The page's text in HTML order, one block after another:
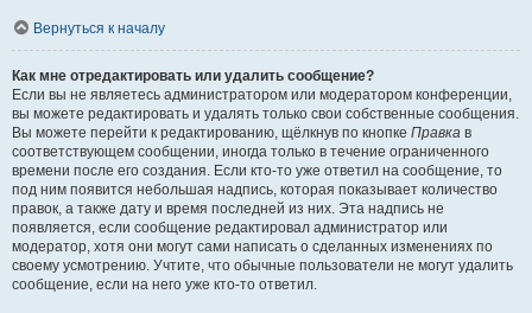
Вернуться к началу
Как мне отредактировать или удалить сообщение?
Если вы не являетесь администратором или модератором конференции,
вы можете редактировать и удалять только свои собственные сообщения.
Вы можете перейти к редактированию, щёлкнув по кнопке Правка в
соответствующем сообщении, иногда только в течение ограниченного
времени после его создания. Если кто-то уже ответил на сообщение, то
под ним появится небольшая надпись, которая показывает количество
правок, а также дату и время последней из них. Эта надпись не
появляется, если сообщение редактировал администратор или
модератор, хотя они могут сами написать о сделанных изменениях по
своему усмотрению. Учтите, что обычные пользователи не могут удалить
сообщение, если на него уже кто-то ответил.